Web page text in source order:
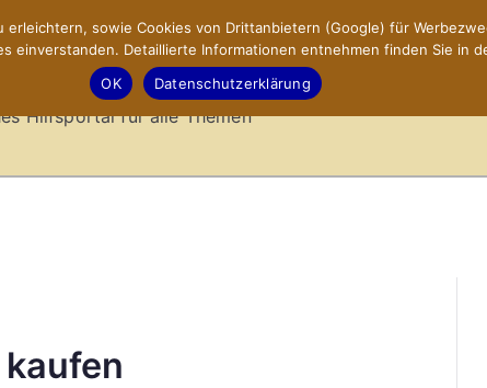
– Hilfsportal
Hilfsportal für alle Themen
sowie Cookies von Drittanbietern (Google) für
einverstanden. Detaillierte Informationen entnehmen finden Sie in
OK
Datenschutzerklärung